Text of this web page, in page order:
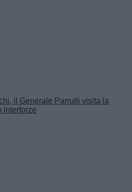
il Generale Parrulli visita la
interforze